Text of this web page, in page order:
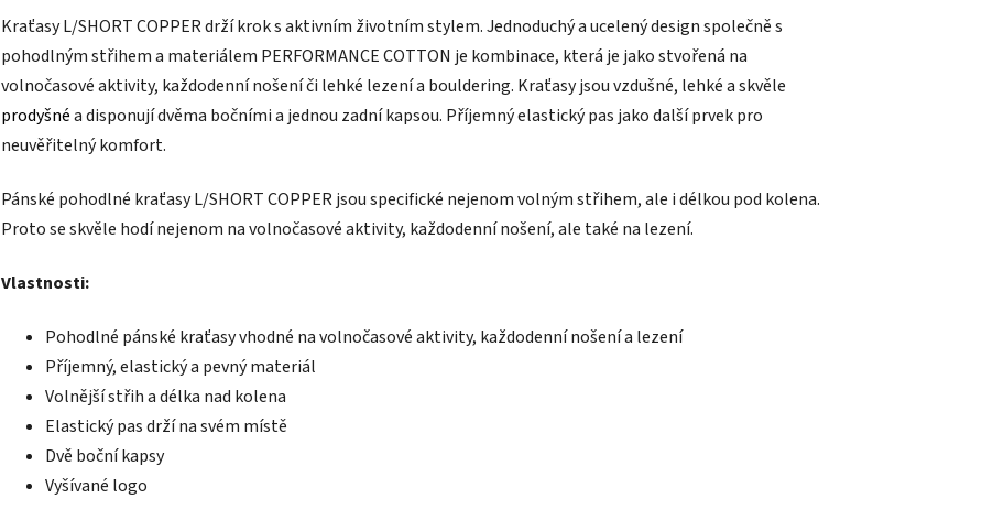
Kraťasy L/SHORT COPPER drží krok s aktivním životním stylem. Jednoduchý a ucelený design společně s
pohodlným střihem a materiálem PERFORMANCE COTTON je kombinace, která je jako stvořená na
volnočasové aktivity, každodenní nošení či lehké lezení a bouldering. Kraťasy jsou vzdušné, lehké a skvěle
prodyšnéa disponují dvěma bočními a jednou zadní kapsou. Příjemný elastický pas jako další prvek pro
neuvěřitelný komfort.
Pánské pohodlné kraťasy L/SHORT COPPER jsou specifické nejenom volným střihem, ale i délkou pod kolena.
Proto se skvěle hodí nejenom na volnočasové aktivity, každodenní nošení, ale také na lezení.
Vlastnosti:
Pohodlné pánské kraťasy vhodné na volnočasové aktivity, každodenní nošení a lezení
Příjemný, elastický a pevný materiál
Volnější střih a délka nad kolena
Elastický pas drží na svém místě
Dvě boční kapsy
Vyšívané logo